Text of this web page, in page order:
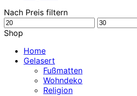
Nach Preis filtern
Min.
Preis
Max.
Shop
Home
Gelasert
Fußmatten
Wohndeko
Religion